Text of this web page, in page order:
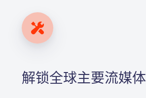
解锁全球主要流媒体